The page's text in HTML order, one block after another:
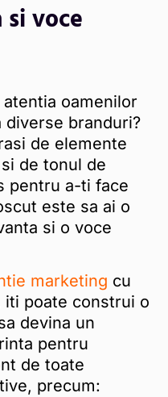
voce
oamenilor
diverse branduri?
de elemente
de tonul de
pentru a-ti face
este sa ai o
si o voce
marketing cu
iti poate construi o
devina un
pentru
de toate
precum: